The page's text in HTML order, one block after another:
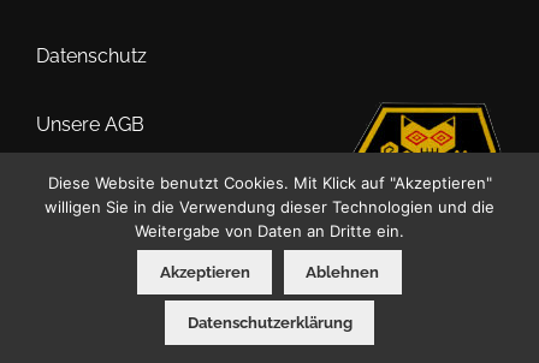
Datenschutz
Unsere AGB
Impressum
Diese Website benutzt Cookies. Mit Klick auf "Akzeptieren"
willigen Sie in die Verwendung dieser Technologien und die
Weitergabe von Daten an Dritte ein.
Akzeptieren Ablehnen
Datenschutzerklärung